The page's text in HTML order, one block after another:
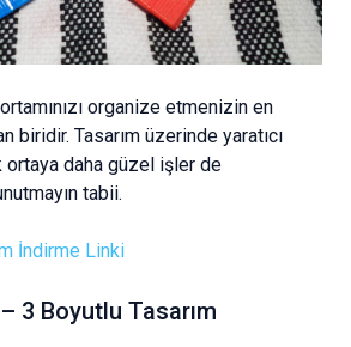
organize etmenizin en
biridir. Tasarım üzerinde yaratıcı
ortaya daha güzel işler de
tabii.
İndirme Linki
3 Boyutlu Tasarım